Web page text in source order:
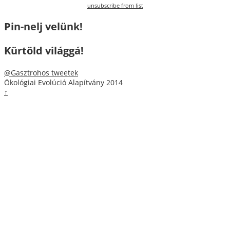
unsubscribe from list
Pin-nelj velünk!
Kürtöld világgá!
@Gasztrohos tweetek
Ökológiai Evolúció Alapítvány 2014
↑